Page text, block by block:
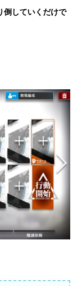
倒していくだけで